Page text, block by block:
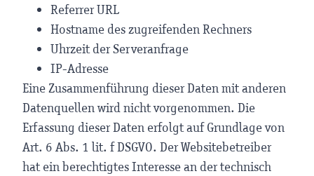
Referrer URL
Hostname des zugreifenden Rechners
Uhrzeit der Serveranfrage
IP-Adresse
Eine Zusammenführung dieser Daten mit anderen
Datenquellen wird nicht vorgenommen. Die
Erfassung dieser Daten erfolgt auf Grundlage von
Art. 6 Abs. 1 lit. f DSGVO. Der Websitebetreiber
hat ein berechtigtes Interesse an der technisch